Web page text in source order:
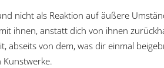
nicht als Reaktion auf äußere
ihnen, anstatt dich von ihnen
abseits von dem, was dir einmal